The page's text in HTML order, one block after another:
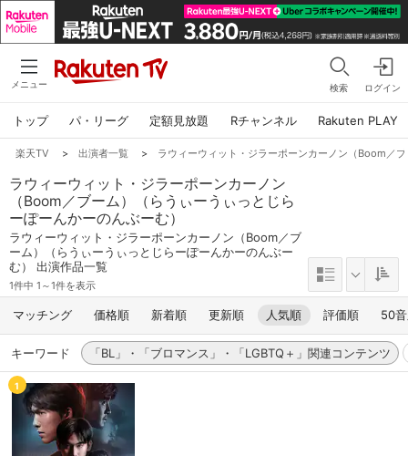
メニュー 検索 ログイン
トップ パ・リーグ 定額見放題 Rチャンネル Rakuten PLAY
楽天TV > 出演者一覧 > ラウィーウィット・ジラーポーンカーノン（Boom／
ラウィーウィット・ジラーポーンカーノン
（Boom／ブーム）（らうぃーうぃっとじら
ーぽーんかーのんぶーむ）
ラウィーウィット・ジラーポーンカーノン（Boom／ブ
ーム）（らうぃーうぃっとじらーぽーんかーのんぶー
む） 出演作品一覧
1件中 1～1件を表示
マッチング 価格順 新着順 更新順 人気順 評価順 50
キーワード 「BL」・「ブロマンス」・「LGBTQ＋」関連コンテンツ
1